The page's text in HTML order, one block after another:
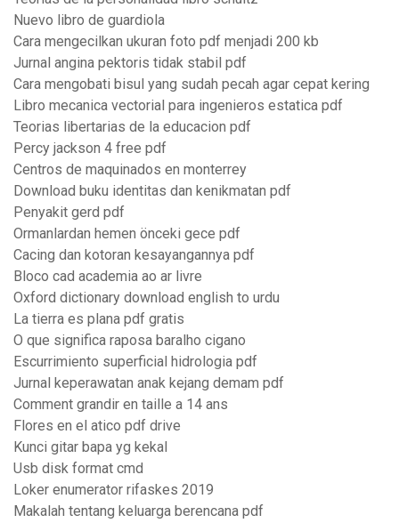
Nuevo libro de guardiola
Cara mengecilkan ukuran foto pdf menjadi 200 kb
Jurnal angina pektoris tidak stabil pdf
Cara mengobati bisul yang sudah pecah agar cepat kering
Libro mecanica vectorial para ingenieros estatica pdf
Teorias libertarias de la educacion pdf
Percy jackson 4 free pdf
Centros de maquinados en monterrey
Download buku identitas dan kenikmatan pdf
Penyakit gerd pdf
Ormanlardan hemen önceki gece pdf
Cacing dan kotoran kesayangannya pdf
Bloco cad academia ao ar livre
Oxford dictionary download english to urdu
La tierra es plana pdf gratis
O que significa raposa baralho cigano
Escurrimiento superficial hidrologia pdf
Jurnal keperawatan anak kejang demam pdf
Comment grandir en taille a 14 ans
Flores en el atico pdf drive
Kunci gitar bapa yg kekal
Usb disk format cmd
Loker enumerator rifaskes 2019
Makalah tentang keluarga berencana pdf